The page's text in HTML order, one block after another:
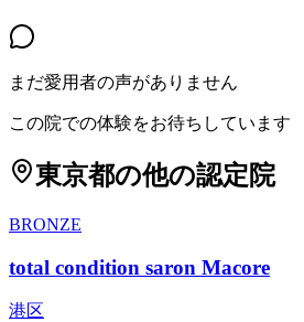
まだ愛用者の声がありません
この院での体験をお待ちしています
東京都の他の認定院
BRONZE
total condition saron Macore
港区